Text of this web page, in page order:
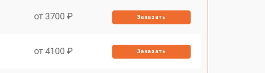
от 3700 ₽ Заказать
от 4100 ₽ Заказать